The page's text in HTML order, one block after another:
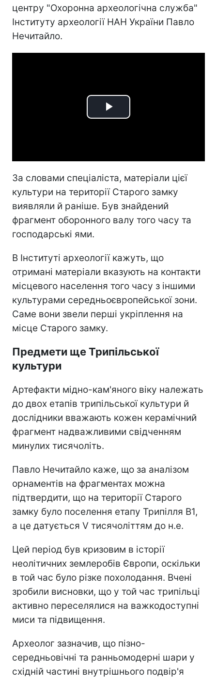
центру "Охоронна археологічна служба"
Інституту археології НАН України Павло
Нечитайло.
Play
За словами спеціаліста, матеріали цієї
культури на території Старого замку
виявляли й раніше. Був знайдений
фрагмент оборонного валу того часу та
господарські ями.
В Інституті археології кажуть, що
отримані матеріали вказують на контакти
місцевого населення того часу з іншими
культурами середньоєвропейської зони.
Саме вони звели перші укріплення на
місце Старого замку.
Предмети ще Трипільської
культури
Артефакти мідно-кам'яного віку належать
до двох етапів трипільської культури й
дослідники вважають кожен керамічний
фрагмент надважливими свідченням
минулих тисячоліть.
Павло Нечитайло каже, що за аналізом
орнаментів на фрагментах можна
підтвердити, що на території Старого
замку було поселення етапу Трипілля В1,
а це датується V тисячоліттям до н.е.
Цей період був кризовим в історії
неолітичних землеробів Європи, оскільки
в той час було різке похолодання. Вчені
зробили висновки, що у той час трипільці
активно переселялися на важкодоступні
миси та підвищення.
Археолог зазначив, що пізно-
середньовічні та ранньомодерні шари у
східній частині внутрішнього подвір'я